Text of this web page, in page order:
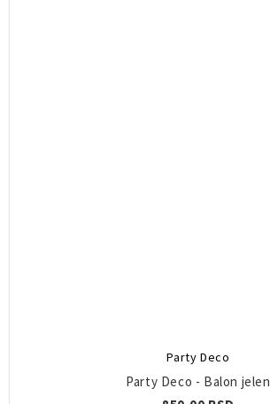
Party Deco
Party Deco - Balon jelen